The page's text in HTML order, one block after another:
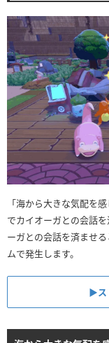
「海から大きな気配を
でカイオーガとの会話
ーガとの会話を済ませ
ムで発生します。
▶︎ス